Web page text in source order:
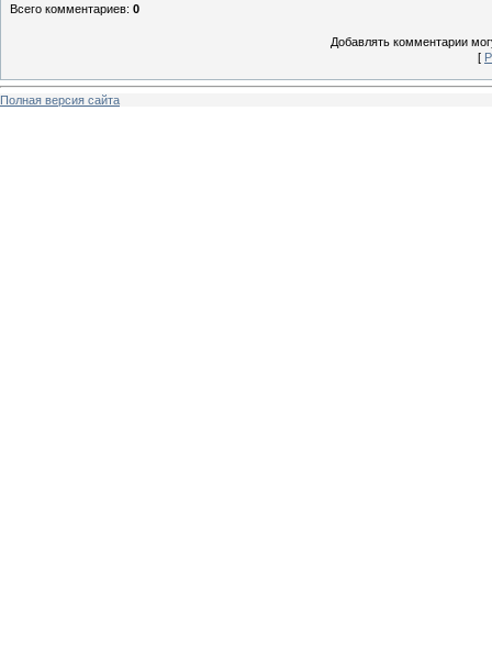
Всего комментариев: 0
Добавлять комментарии
[
Полная версия сайта